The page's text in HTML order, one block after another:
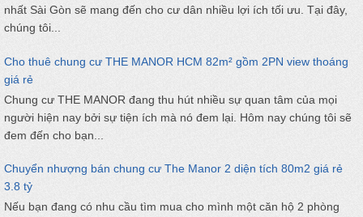
nhất Sài Gòn sẽ mang đến cho cư dân nhiều lợi ích tối ưu. Tại đây,
chúng tôi...
Cho thuê chung cư THE MANOR HCM 82m² gồm 2PN view thoáng
giá rẻ
Chung cư THE MANOR đang thu hút nhiều sự quan tâm của mọi
người hiện nay bởi sự tiện ích mà nó đem lại. Hôm nay chúng tôi sẽ
đem đến cho bạn...
Chuyển nhượng bán chung cư The Manor 2 diện tích 80m2 giá rẻ
3.8 tỷ
Nếu bạn đang có nhu cầu tìm mua cho mình một căn hộ 2 phòng